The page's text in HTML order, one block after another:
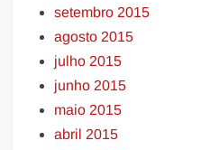
setembro 2015
agosto 2015
julho 2015
junho 2015
maio 2015
abril 2015